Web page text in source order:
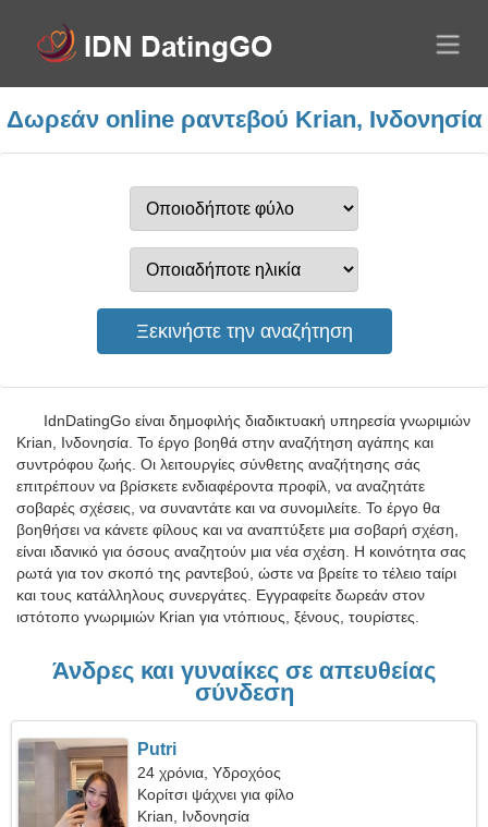
Δωρεάν online ραντεβού Krian, Ινδονησία
IdnDatingGo είναι δημοφιλής διαδικτυακή υπηρεσία γνωριμιών
Krian, Ινδονησία. Το έργο βοηθά στην αναζήτηση αγάπης και
συντρόφου ζωής. Οι λειτουργίες σύνθετης αναζήτησης σάς
επιτρέπουν να βρίσκετε ενδιαφέροντα προφίλ, να αναζητάτε
σοβαρές σχέσεις, να συναντάτε και να συνομιλείτε. Το έργο θα
βοηθήσει να κάνετε φίλους και να αναπτύξετε μια σοβαρή σχέση,
είναι ιδανικό για όσους αναζητούν μια νέα σχέση. Η κοινότητα σας
ρωτά για τον σκοπό της ραντεβού, ώστε να βρείτε το τέλειο ταίρι
και τους κατάλληλους συνεργάτες. Εγγραφείτε δωρεάν στον
ιστότοπο γνωριμιών Krian για ντόπιους, ξένους, τουρίστες.
Άνδρες και γυναίκες σε απευθείας
σύνδεση
Putri
24 χρόνια, Υδροχόος
Κορίτσι ψάχνει για φίλο
Krian, Ινδονησία